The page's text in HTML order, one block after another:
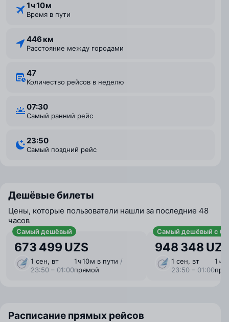
1 ⁠ч 10 ⁠м
Время в пути
446 км
Расстояние между городами
47
Количество рейсов в неделю
07:30
Самый ранний рейс
23:50
Самый поздний рейс
Дешёвые билеты
Цены, которые пользователи нашли за последние 48
часов
Самый дешёвый
673 499 UZS
1 сен, вт
23:50 – 01:00
1 ⁠ч 10 ⁠м в пути /
прямой
Самый дешёвый с
948 348
1 сен, вт
23:50 – 01:00
1 ⁠ч
Расписание прямых рейсов